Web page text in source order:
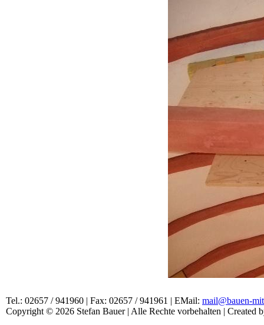
Tel.: 02657 / 941960 | Fax: 02657 / 941961 | EMail: mail@bauen-
Copyright © 2026 Stefan Bauer | Alle Rechte vorbehalten | Created